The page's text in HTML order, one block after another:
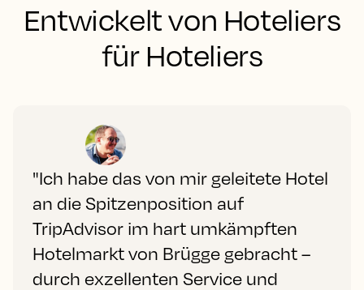
Entwickelt von Hoteliers
für Hoteliers
"Ich habe das von mir geleitete Hotel
an die Spitzenposition auf
TripAdvisor im hart umkämpften
Hotelmarkt von Brügge gebracht –
durch exzellenten Service und